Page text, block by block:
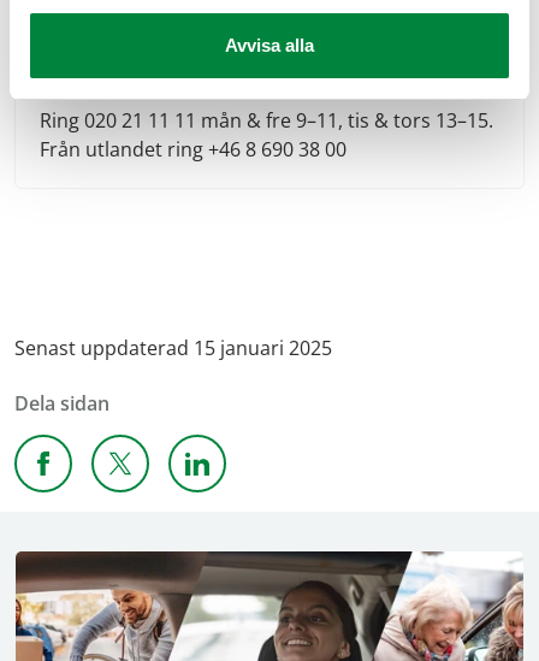
Avvisa alla
Hjälp av teknisk expert
Ring 020 21 11 11 mån & fre 9–11, tis & tors 13–15.
Från utlandet ring +46 8 690 38 00
Senast uppdaterad 15 januari 2025
Dela sidan
Dela sidan på Facebook
Dela sidan på XDela sidan på Linkedin